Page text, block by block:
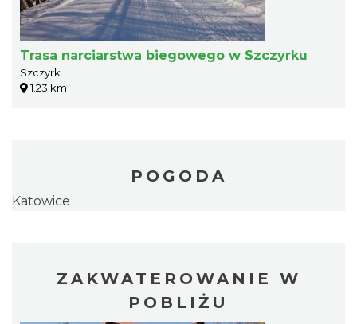
Trasa narciarstwa biegowego w Szczyrku
Szczyrk
1.23 km
POGODA
Katowice
ZAKWATEROWANIE W
POBLIŻU